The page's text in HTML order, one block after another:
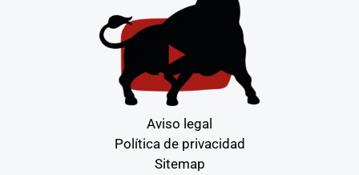
Aviso legal
Política de privacidad
Sitemap